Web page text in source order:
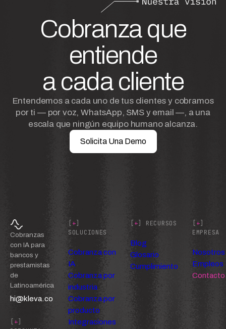
Cobranza que
entiende
a cada cliente
Entendemos a cada uno de tus clientes y cobramos
por ti — por voz, WhatsApp, SMS y email —, a una
escala que ningún equipo humano alcanza.
Solicita Una Demo
Cobranzas
con IA para
bancos y
prestamistas
de
Latinoamérica
hi@kleva.co
[+]
[+]
SOLUCIONES
Cobranza con
IA
Cobranza por
industria
Cobranza por
producto
Integraciones
[+] RECURSOS
Blog
Glosario
Cumplimiento
[+]
EMPRESA
Nosotros
Empleos
Contacto